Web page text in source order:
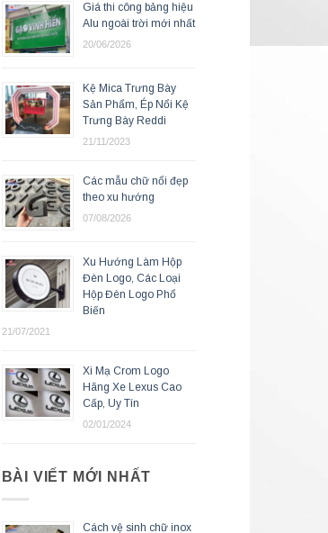
Giá thi công bảng hiệu
Alu ngoài trời mới nhất
20/06/2026
Kệ Mica Trưng Bày
Sản Phẩm, Ép Nổi Kệ
Trưng Bày Reddi
21/11/2023
Các mẫu chữ nổi đẹp
theo xu hướng
07/08/2026
Xu Hướng Làm Hộp
Đèn Logo, Các Loại
Hộp Đèn Logo Phổ
Biến
21/07/2021
Xi Mạ Crom Logo
Hãng Xe Lexus Cao
Cấp, Uy Tín
02/01/2024
BÀI VIẾT MỚI NHẤT
Cách vệ sinh chữ inox